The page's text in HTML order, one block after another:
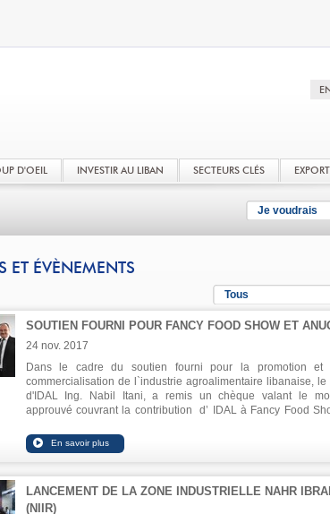
D'OEIL INVESTIR AU LIBAN SECTEURS CLÉS
Je voudrais
ET ÉVÈNEMENTS
Tous
SOUTIEN FOURNI POUR FANCY FOOD SHOW ET
24 nov. 2017
Dans le cadre du soutien fourni pour la promotion
commercialisation de l`industrie agroalimentaire libanaise, le
d'IDAL Ing. Nabil Itani, a remis un chèque valant le
approuvé couvrant la contribution d’ IDAL à Fancy Food
alimentaires (SLFI), M. Ahmed Hoteit. Ing. Itani a déclaré
secteur est trop prometteur et qu'il devait disposer de
également que ce secteur bénéficie de nombreux avantages
ont permis de croitre pour représenter 2,6% du PIB. Hoteit a
LANCEMENT DE LA ZONE INDUSTRIELLE NAHR
(NIIR)